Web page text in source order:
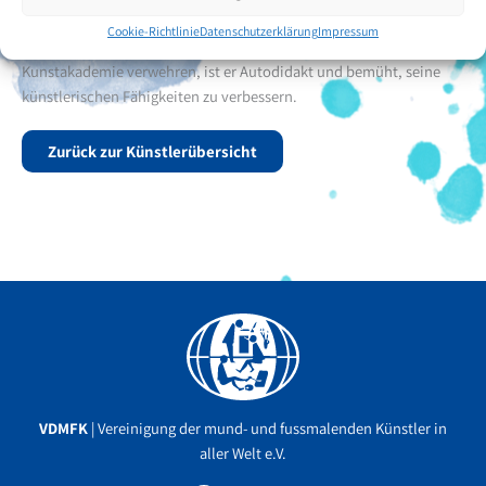
Cookie-RichtlinieDatenschutzerklärungImpressum
wirtschaftlicher Schwierigkeiten, die ihm den Zugang zu einer
Kunstakademie verwehren, ist er Autodidakt und bemüht, seine
künstlerischen Fähigkeiten zu verbessern.
Zurück zur Künstlerübersicht
VDMFK | Vereinigung der mund- und fussmalenden Künstler in
aller Welt e.V.
Facebook
YouTube
Instagram